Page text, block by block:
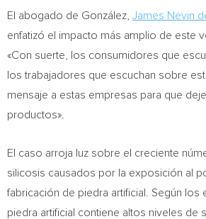
El abogado de González, James Nevin
enfatizó el impacto más amplio de este
«Con suerte, los consumidores que
los trabajadores que escuchan sobre
mensaje a estas empresas para que
productos».
El caso arroja luz sobre el creciente
silicosis causados por la exposición al
fabricación de piedra artificial. Según los
piedra artificial contiene altos niveles de